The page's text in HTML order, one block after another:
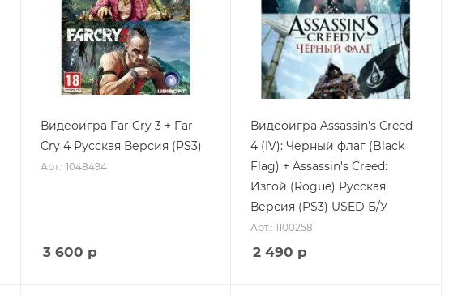
Видеоигра Far Cry 3 + Far
Cry 4 Русская Версия (PS3)
Арт.: 1048494
3 600 р
Видеоигра Assassin's Creed
4 (IV): Черный флаг (Black
Flag) + Assassin's Creed:
Изгой (Rogue) Русская
Версия (PS3) USED Б/У
Арт.: 1100258
2 490 р